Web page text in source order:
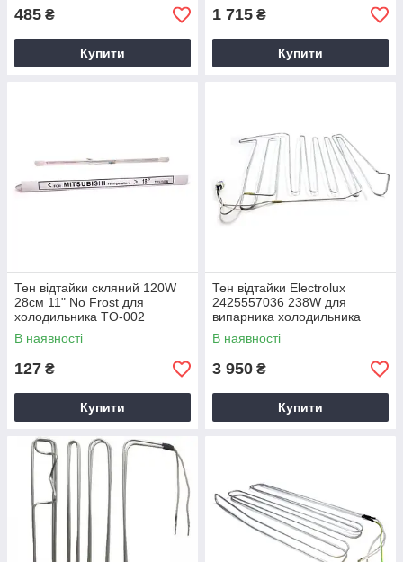
485 ₴
Купити
1 715 ₴
Купити
Тен відтайки скляний 120W
28см 11" No Frost для
холодильника TO-002
В наявності
127 ₴
Купити
Тен відтайки Electrolux
2425557036 238W для
випарника холодильника
В наявності
3 950 ₴
Купити